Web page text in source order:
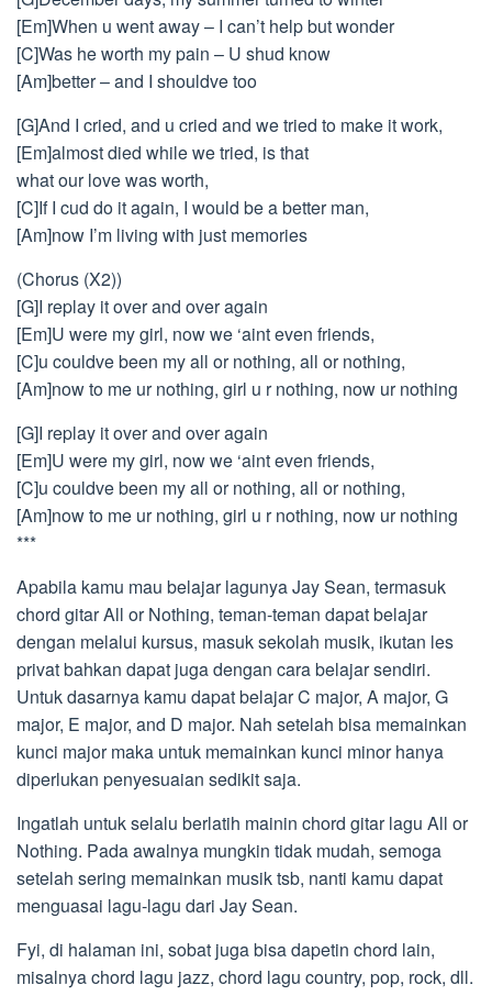
[Em]When u went away – I can’t help but wonder
[C]Was he worth my pain – U shud know
[Am]better – and I shouldve too
[G]And I cried, and u cried and we tried to make it work,
[Em]almost died while we tried, is that
what our love was worth,
[C]If I cud do it again, I would be a better man,
[Am]now I’m living with just memories
(Chorus (X2))
[G]I replay it over and over again
[Em]U were my girl, now we ‘aint even friends,
[C]u couldve been my all or nothing, all or nothing,
[Am]now to me ur nothing, girl u r nothing, now ur nothing
[G]I replay it over and over again
[Em]U were my girl, now we ‘aint even friends,
[C]u couldve been my all or nothing, all or nothing,
[Am]now to me ur nothing, girl u r nothing, now ur nothing
***
Apabila kamu mau belajar lagunya Jay Sean, termasuk
chord gitar All or Nothing, teman-teman dapat belajar
dengan melalui kursus, masuk sekolah musik, ikutan les
privat bahkan dapat juga dengan cara belajar sendiri.
Untuk dasarnya kamu dapat belajar C major, A major, G
major, E major, and D major. Nah setelah bisa memainkan
kunci major maka untuk memainkan kunci minor hanya
diperlukan penyesuaian sedikit saja.
Ingatlah untuk selalu berlatih mainin chord gitar lagu All or
Nothing. Pada awalnya mungkin tidak mudah, semoga
setelah sering memainkan musik tsb, nanti kamu dapat
menguasai lagu-lagu dari Jay Sean.
Fyi, di halaman ini, sobat juga bisa dapetin chord lain,
misalnya chord lagu jazz, chord lagu country, pop, rock, dll.